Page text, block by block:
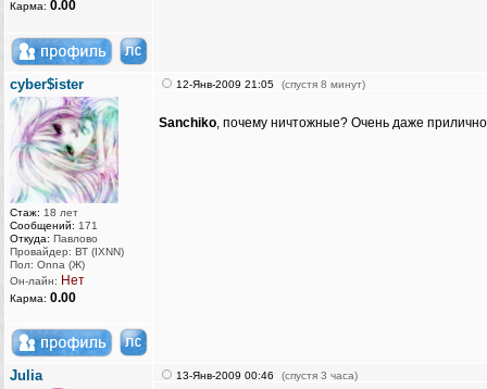
Карма: 0.00
cyber$ister
Стаж: 18 лет
Сообщений: 171
Откуда: Павлово
Провайдер: ВТ (IXNN)
Пол: Onna (Ж)
Он-лайн: Нет
Карма: 0.00
12-Янв-2009 21:05 (спустя 8 минут)
Sanchiko, почему ничтожные? Очень даже
Julia 13-Янв-2009 00:46 (спустя 3 часа)